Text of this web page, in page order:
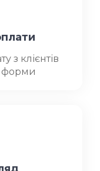
з клієнтів
форми